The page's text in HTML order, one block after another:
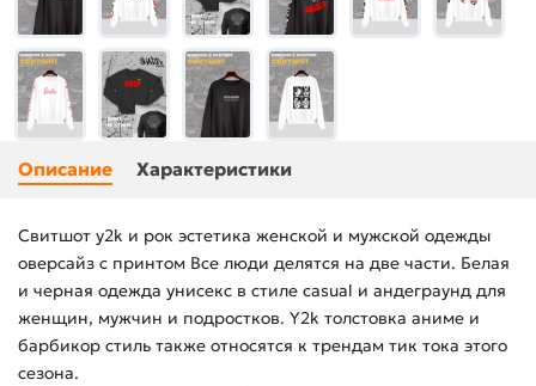
Описание Характеристики
Свитшот y2k и рок эстетика женской и мужской одежды
оверсайз с принтом Все люди делятся на две части. Белая
и черная одежда унисекс в стиле casual и андеграунд для
женщин, мужчин и подростков. Y2k толстовка аниме и
барбикор стиль также относятся к трендам тик тока этого
сезона.